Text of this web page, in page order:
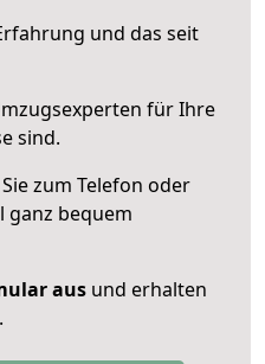
und das seit
für Ihre
sind.
zum Telefon oder
ganz bequem
aus und erhalten